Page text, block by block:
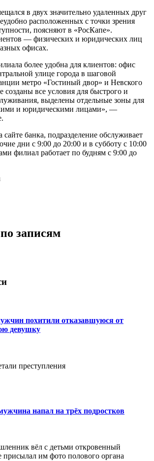
в двух значительно удаленных друг
расположенных с точки зрения
поясняют в «РосКапе».
— физических и юридических лиц
офисах.
более удобна для клиентов: офис
улице города в шаговой
метро «Гостиный двор» и Невского
созданы все условия для быстрого и
выделены отдельные зоны для
и юридическими лицами», —
банка, подразделение обслуживает
дни с 9:00 до 20:00 и в субботу с 10:00
филиал работает по будням с 9:00 до
записям
похитили отказавшуюся от
девушку
преступления
напал на трёх подростков
вёл с детьми откровенный
присылал им фото полового органа